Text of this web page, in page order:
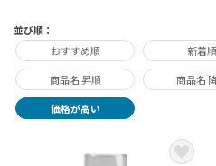
並び順：
おすすめ順
新着順
商品名 昇順 商品名
価格が高い